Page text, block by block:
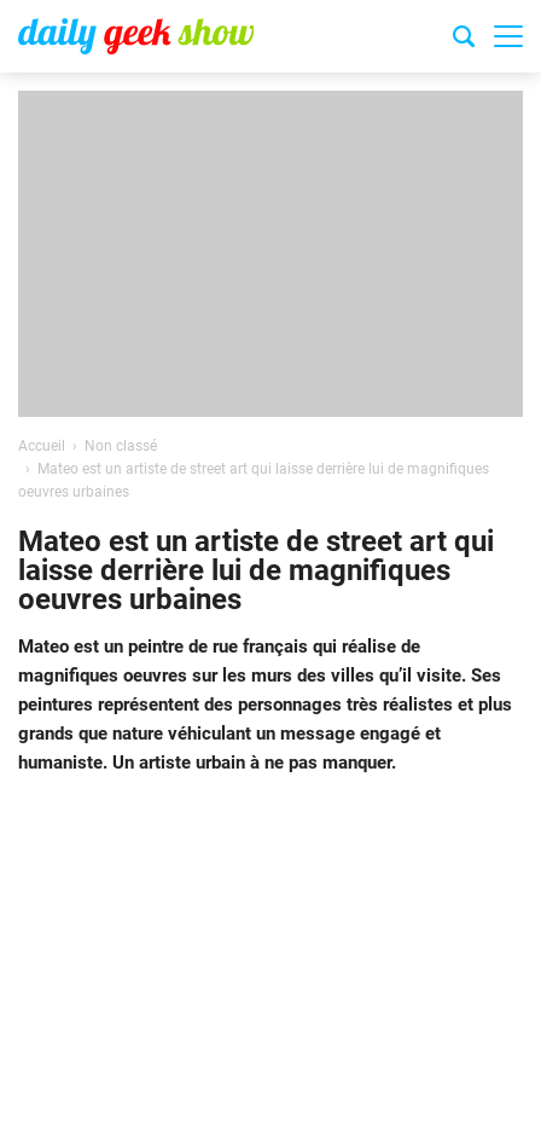
Accueil
Non classé
Mateo est un artiste de street art qui laisse derrière lui de magnifiques
oeuvres urbaines
Mateo est un artiste de street art qui
laisse derrière lui de magnifiques
oeuvres urbaines
Mateo est un peintre de rue français qui réalise de
magnifiques oeuvres sur les murs des villes qu’il visite. Ses
peintures représentent des personnages très réalistes et plus
grands que nature véhiculant un message engagé et
humaniste. Un artiste urbain à ne pas manquer.